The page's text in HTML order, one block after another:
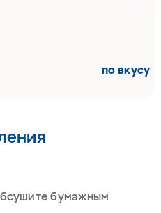
бумажным
по вкусу